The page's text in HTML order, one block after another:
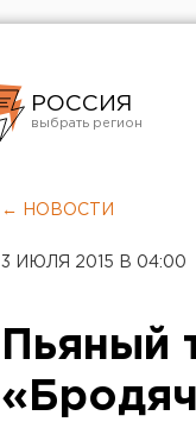
РОССИЯ
Челябинск
← НОВОСТИ
3 ИЮЛЯ 2015 В 04:00
Пьяный